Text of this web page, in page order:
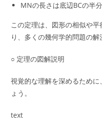
MNの長さは底辺BCの半
この定理は、図形の相似や
り、多くの幾何学的問題の解
○ 定理の図解説明
視覚的な理解を深めるため
ょう。
text